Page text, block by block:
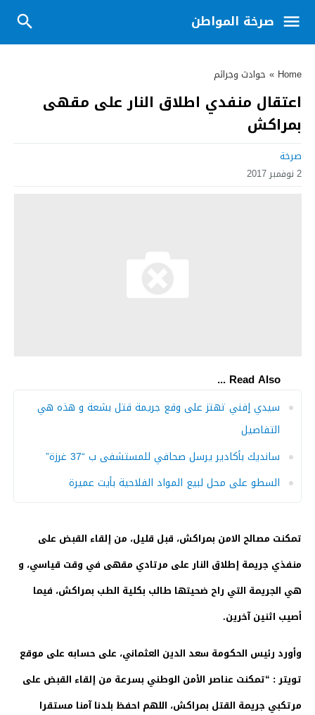
صرخة المواطن
Home
» حوادث وجرائم
اعتقال منفدي اطلاق النار على مقهى
بمراكش
صرخة
2 نوفمبر 2017
Read Also ...
سيدي إفني تهتز على وقع جريمة قتل بشعة و هذه هي
التفاصيل
سانديك بأكادير يرسل صحافي للمستشفى ب “37 غرزة”
السطو على محل لبيع المواد الفلاحية بأيت عميرة
تمكنت مصالح الامن بمراكش، قبل قليل، من إلقاء القبض على
منفذي جريمة إطلاق النار على مرتادي مقهى في وقت قياسي، و
هي الجريمة التي راح ضحيتها طالب بكلية الطب بمراكش، فيما
أصيب اثنين آخرين.
وأورد رئيس الحكومة سعد الدين العثماني، على حسابه على موقع
تويتر : “‏تمكنت عناصر الأمن الوطني بسرعة من إلقاء القبض على
مرتكبي جريمة القتل بمراكش، اللهم احفظ بلدنا آمنا مستقرا